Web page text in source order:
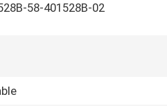
58-401528B-02